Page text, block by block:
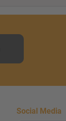
Social Media